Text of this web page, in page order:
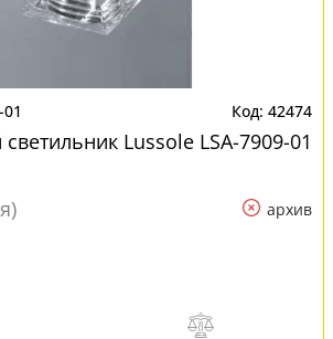
42474
Lussole LSA-7909-01
архив